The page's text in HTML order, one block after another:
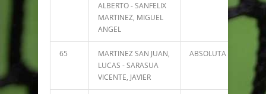
ALBERTO - SANFELIX
MARTINEZ, MIGUEL
ANGEL
65
MARTINEZ SAN JUAN,
LUCAS - SARASUA
VICENTE, JAVIER
ABSOLUTA 2222